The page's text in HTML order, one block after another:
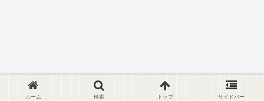
ホーム 検索 トップ サイドバー